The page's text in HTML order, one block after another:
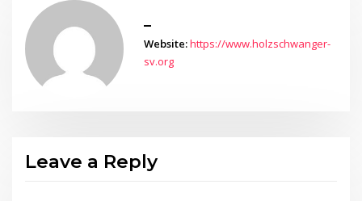
_
Website:https://www.holzschwanger-
sv.org
Leave a Reply